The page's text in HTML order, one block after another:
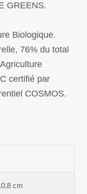
GREENS.
Biologique.
76% du total
certifié par
COSMOS.
cm